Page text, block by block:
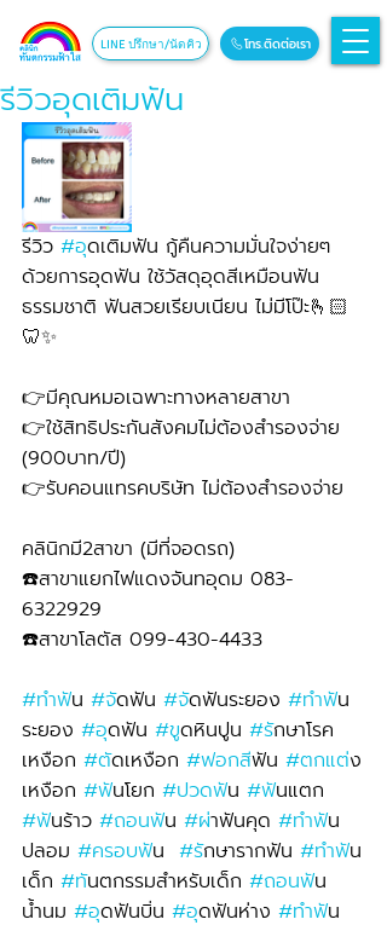
โทร.ติดต่อเรา
LINE ปรึกษา/นัดคิว
รีวิวอุดเติมฟัน
รีวิว #อุดเติมฟัน กู้คืนความมั่นใจง่ายๆ
ด้วยการอุดฟัน ใช้วัสดุอุดสีเหมือนฟัน
ธรรมชาติ ฟันสวยเรียบเนียน ไม่มีโป๊ะ🫰🏻
🦷✨
👉มีคุณหมอเฉพาะทางหลายสาขา
👉ใช้สิทธิประกันสังคมไม่ต้องสำรองจ่าย
(900บาท/ปี)
👉รับคอนแทรคบริษัท ไม่ต้องสำรองจ่าย
คลินิกมี2สาขา (มีที่จอดรถ)
☎️สาขาแยกไฟแดงจันทอุดม 083-
6322929
☎️สาขาโลตัส 099-430-4433
#ทำฟัน #จัดฟัน #จัดฟันระยอง #ทำฟัน
ระยอง #อุดฟัน #ขูดหินปูน #รักษาโรค
เหงือก #ตัดเหงือก #ฟอกสีฟัน #ตกแต่ง
เหงือก #ฟันโยก #ปวดฟัน #ฟันแตก
#ฟันร้าว #ถอนฟัน #ผ่าฟันคุด #ทำฟัน
ปลอม #ครอบฟัน #รักษารากฟัน #ทำฟัน
เด็ก #ทันตกรรมสำหรับเด็ก #ถอนฟัน
น้ำนม #อุดฟันบิ่น #อุดฟันห่าง #ทำฟัน